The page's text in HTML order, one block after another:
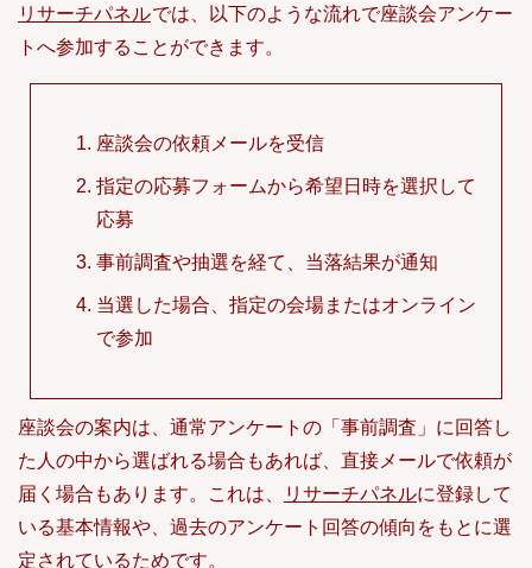
リサーチパネルでは、以下のような流れで座談会アンケー
トへ参加することができます。
座談会の依頼メールを受信
指定の応募フォームから希望日時を選択して
応募
事前調査や抽選を経て、当落結果が通知
当選した場合、指定の会場またはオンライン
で参加
座談会の案内は、通常アンケートの「事前調査」に回答し
た人の中から選ばれる場合もあれば、直接メールで依頼が
届く場合もあります。これは、
リサーチパネルに登録して
いる基本情報や、過去のアンケート回答の傾向をもとに選
定されているためです。